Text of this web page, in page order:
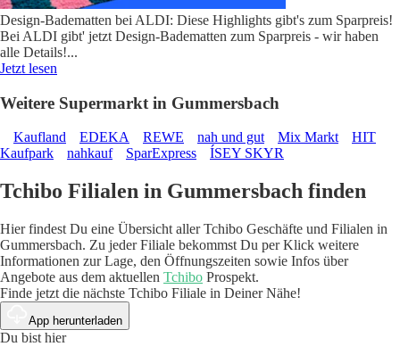
Design-Badematten bei ALDI: Diese Highlights gibt's zum Sparpreis!
Bei ALDI gibt' jetzt Design-Badematten zum Sparpreis - wir haben
alle Details!...
Jetzt lesen
Weitere Supermarkt in Gummersbach
Kaufland EDEKA REWE nah und gut Mix Markt
HIT
Kaufpark
nahkauf SparExpress ÍSEY SKYR
Tchibo Filialen in Gummersbach finden
Hier findest Du eine Übersicht aller Tchibo Geschäfte und Filialen in
Gummersbach. Zu jeder Filiale bekommst Du per Klick weitere
Informationen zur Lage, den Öffnungszeiten sowie Infos über
Angebote aus dem aktuellen Tchibo Prospekt.
Finde jetzt die nächste Tchibo Filiale in Deiner Nähe!
App herunterladen
Du bist hier